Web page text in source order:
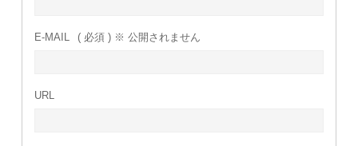
E-MAIL ( 必須 ) ※ 公開されません
URL